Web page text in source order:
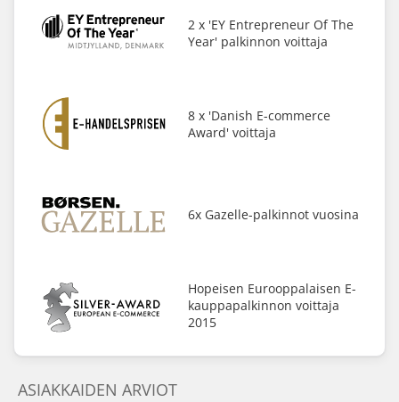
2 x 'EY Entrepreneur Of The
Year' palkinnon voittaja
8 x 'Danish E-commerce
Award' voittaja
6x Gazelle-palkinnot vuosina
Hopeisen Eurooppalaisen E-
kauppapalkinnon voittaja
2015
ASIAKKAIDEN ARVIOT